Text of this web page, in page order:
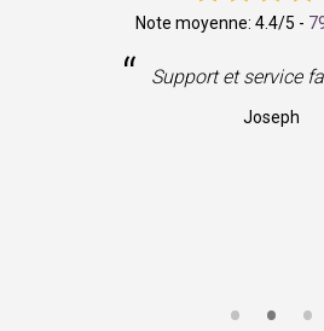
Note moyenne: 4.4/5 -
“ Support et service
Joseph